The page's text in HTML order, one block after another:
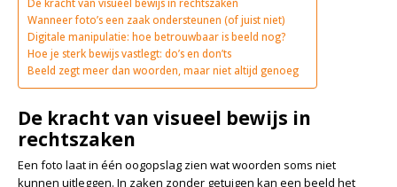
Wanneer foto’s een zaak ondersteunen (of juist niet)
Digitale manipulatie: hoe betrouwbaar is beeld nog?
Hoe je sterk bewijs vastlegt: do’s en don’ts
Beeld zegt meer dan woorden, maar niet altijd genoeg
De kracht van visueel bewijs in
rechtszaken
Een foto laat in één oogopslag zien wat woorden soms niet
kunnen uitleggen. In zaken zonder getuigen kan een beeld het